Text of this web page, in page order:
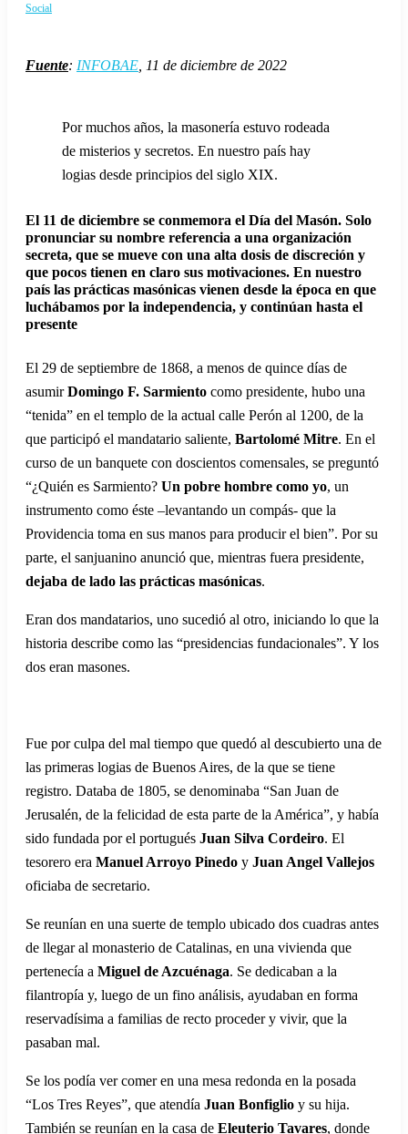
Social
Fuente: INFOBAE , 11 de diciembre de 2022
Por muchos años, la masonería estuvo rodeada
de misterios y secretos. En nuestro país hay
logias desde principios del siglo XIX.
El 11 de diciembre se conmemora el Día del Masón. Solo
pronunciar su nombre referencia a una organización
secreta, que se mueve con una alta dosis de discreción y
que pocos tienen en claro sus motivaciones. En nuestro
país las prácticas masónicas vienen desde la época en que
luchábamos por la independencia, y continúan hasta el
presente
El 29 de septiembre de 1868, a menos de quince días de
asumirDomingo F. Sarmiento como presidente, hubo una
“tenida” en el templo de la actual calle Perón al 1200, de la
que participó el mandatario saliente, Bartolomé Mitre. En el
curso de un banquete con doscientos comensales, se preguntó
“¿Quién es Sarmiento? Un pobre hombre como yo, un
instrumento como éste –levantando un compás- que la
Providencia toma en sus manos para producir el bien”. Por su
parte, el sanjuanino anunció que, mientras fuera presidente,
dejaba de lado las prácticas masónicas.
Eran dos mandatarios, uno sucedió al otro, iniciando lo que la
historia describe como las “presidencias fundacionales”. Y los
dos eran masones.
Fue por culpa del mal tiempo que quedó al descubierto una de
las primeras logias de Buenos Aires, de la que se tiene
registro. Databa de 1805, se denominaba “San Juan de
Jerusalén, de la felicidad de esta parte de la América”, y había
sido fundada por el portugués Juan Silva Cordeiro. El
tesorero era Manuel Arroyo Pinedo y Juan Angel Vallejos
oficiaba de secretario.
Se reunían en una suerte de templo ubicado dos cuadras antes
de llegar al monasterio de Catalinas, en una vivienda que
pertenecía a Miguel de Azcuénaga. Se dedicaban a la
filantropía y, luego de un fino análisis, ayudaban en forma
reservadísima a familias de recto proceder y vivir, que la
pasaban mal.
Se los podía ver comer en una mesa redonda en la posada
“Los Tres Reyes”, que atendía Juan Bonfiglio y su hija.
También se reunían en la casa de Eleuterio Tavares, donde